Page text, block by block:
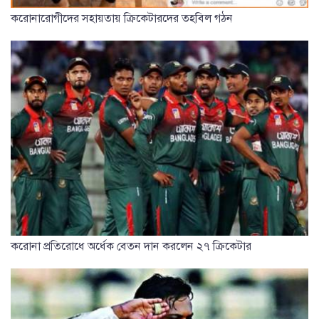
করোনারোগীদের সহায়তায় ক্রিকেটারদের তহবিল গঠন
করোনা প্রতিরোধে অর্ধেক বেতন দান করলেন ২৭ ক্রিকেটার